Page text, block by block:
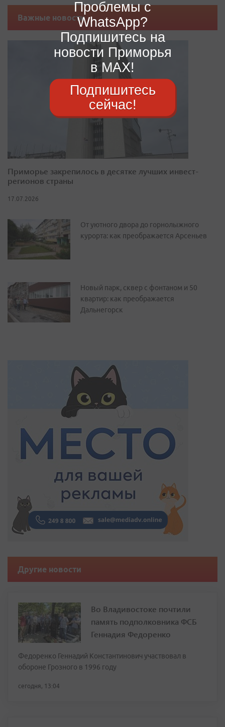
Важные новости
Приморье закрепилось в десятке лучших инвест-
регионов страны
17.07.2026
От уютного двора до горнолыжного
курорта: как преображается Арсеньев
Новый парк, сквер с фонтаном и 50
квартир: как преображается
Дальнегорск
Другие новости
Во Владивостоке почтили
память подполковника ФСБ
Геннадия Федоренко
Федоренко Геннадий Константинович участвовал в
обороне Грозного в 1996 году
сегодня, 13:04
Проблемы с
WhatsApp?
Подпишитесь на
новости Приморья
в MAX!
Подпишитесь
сейчас!